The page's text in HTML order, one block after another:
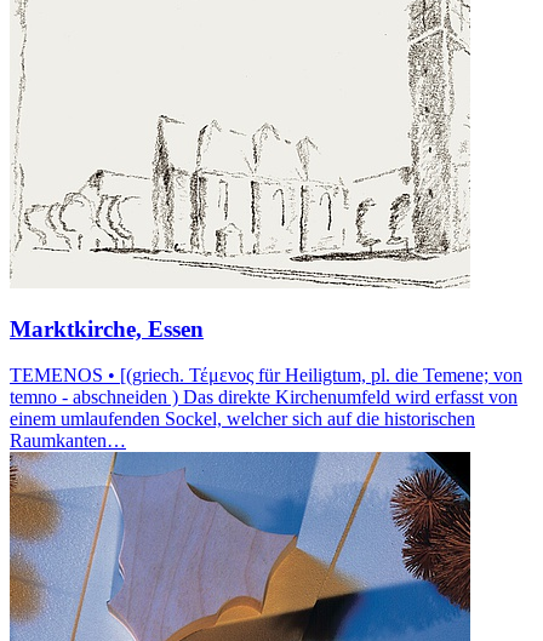
Marktkirche, Essen
TEMENOS • [(griech. Τέμενος für Heiligtum, pl. die Temene; von
temno - abschneiden ) Das direkte Kirchenumfeld wird erfasst von
einem umlaufenden Sockel, welcher sich auf die historischen
Raumkanten…